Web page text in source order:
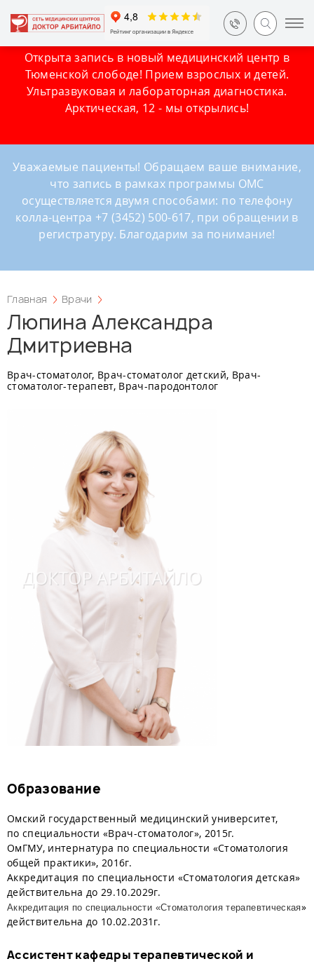
Открыта запись в новый медицинский центр в
Тюменской слободе! Прием взрослых и детей.
Ультразвуковая и лабораторная диагностика.
Арктическая, 12 - мы открылись!
Уважаемые пациенты! Обращаем ваше внимание,
что запись в рамках программы ОМС
осуществляется двумя способами: по телефону
колла-центра +7 (3452) 500-617, при обращении в
регистратуру. Благодарим за понимание!
Главная Врачи
Люпина Александра
Дмитриевна
Врач-стоматолог, Врач-стоматолог детский, Врач-
стоматолог-терапевт, Врач-пародонтолог
Образование
Омский государственный медицинский университет,
по специальности «Врач-стоматолог», 2015г.
ОмГМУ, интернатура по специальности «Стоматология
общей практики», 2016г.
Аккредитация по специальности «Стоматология детская»
действительна до 29.10.2029г.
Аккредитация по специальности «Стоматология терапевтическая»
действительна до 10.02.2031г.
Ассистент кафедры терапевтической и